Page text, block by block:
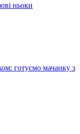
ньоки
готуємо мачанку з